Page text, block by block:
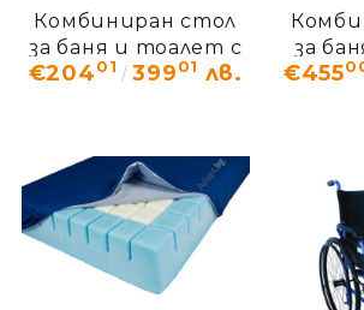
Комбиниран стол
за баня и тоалет с
регулируема
€20401 39901 лв.
за
€455